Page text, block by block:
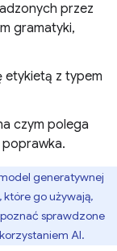
przez
gramatyki,
etykietą z typem
czym polega
poprawka.
generatywnej
go używają,
sprawdzone
AI.